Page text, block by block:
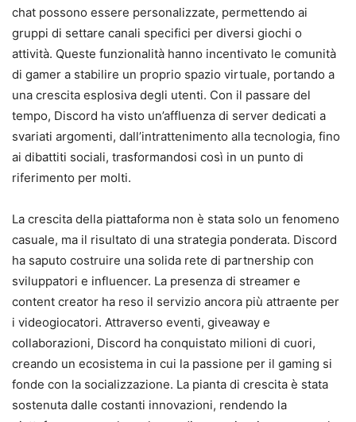
chat possono essere personalizzate, permettendo ai
gruppi di settare canali specifici per diversi giochi o
attività. Queste funzionalità hanno incentivato le comunità
di gamer a stabilire un proprio spazio virtuale, portando a
una crescita esplosiva degli utenti. Con il passare del
tempo, Discord ha visto un’affluenza di server dedicati a
svariati argomenti, dall’intrattenimento alla tecnologia, fino
ai dibattiti sociali, trasformandosi così in un punto di
riferimento per molti.
La crescita della piattaforma non è stata solo un fenomeno
casuale, ma il risultato di una strategia ponderata. Discord
ha saputo costruire una solida rete di partnership con
sviluppatori e influencer. La presenza di streamer e
content creator ha reso il servizio ancora più attraente per
i videogiocatori. Attraverso eventi, giveaway e
collaborazioni, Discord ha conquistato milioni di cuori,
creando un ecosistema in cui la passione per il gaming si
fonde con la socializzazione. La pianta di crescita è stata
sostenuta dalle costanti innovazioni, rendendo la